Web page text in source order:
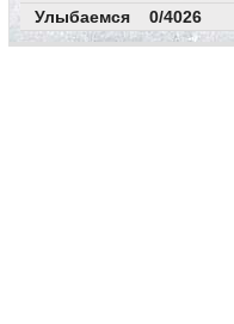
Улыбаемся 0/4026